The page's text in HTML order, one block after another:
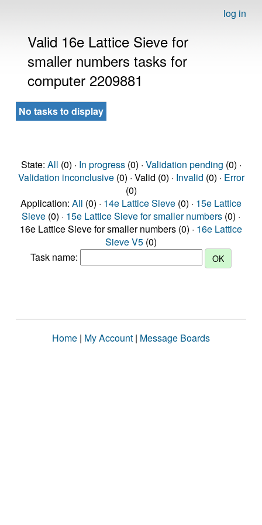
log in
Valid 16e Lattice Sieve for
smaller numbers tasks for
computer 2209881
No tasks to display
State: All (0) · In progress(0) · Validation pending (0) ·
Validation inconclusive(0) · Valid (0) · Invalid (0) · Error
(0)
Application: All (0) · 14e Lattice Sieve (0) · 15e Lattice
Sieve (0) · 15e Lattice Sieve for smaller numbers (0) ·
16e Lattice Sieve for smaller numbers (0) · 16e Lattice
Sieve V5 (0)
Task name:
Home | My Account | Message Boards